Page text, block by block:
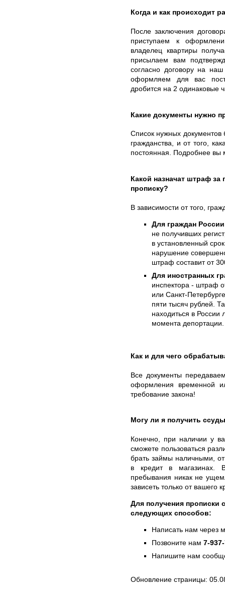
Когда и как происходит
После заключения
приступаем к
владелец квартиры
присылаем вам
согласно договору на
оформляем для вас
дробится на 2 одинаковые
Какие документы нужно
Список нужных документов
гражданства, и от того,
постоянная. Подробнее вы
Какой назначат штраф
прописку?
В зависимости от того,
Для граждан России
не получивших
в установленный
нарушение
штраф составит от
Для иностранных
инспектора - штраф
или Санкт-
пяти тысяч рублей.
находиться в России
момента депортации.
Как и для чего
Все документы
оформления временной
требование закона!
Могу ли я получить
Конечно, при наличии у
сможете пользоваться
брать займы наличными,
в кредит в магазинах.
пребывания никак не
зависеть только от вашего
Для получения прописки
следующих способов:
Написать нам через
Позвоните нам 7-
Напишите нам
Обновление страницы: